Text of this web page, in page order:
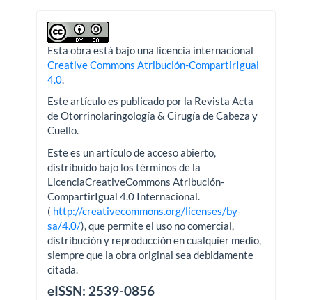
Esta obra está bajo una licencia internacional
Creative Commons Atribución-CompartirIgual
4.0.
Este artículo es publicado por la Revista Acta
de Otorrinolaringología & Cirugía de Cabeza y
Cuello.
Este es un artículo de acceso abierto,
distribuido bajo los términos de la
LicenciaCreativeCommons Atribución-
CompartirIgual 4.0 Internacional.
( http://creativecommons.org/licenses/by-
sa/4.0/), que permite el uso no comercial,
distribución y reproducción en cualquier medio,
siempre que la obra original sea debidamente
citada.
eISSN: 2539-0856